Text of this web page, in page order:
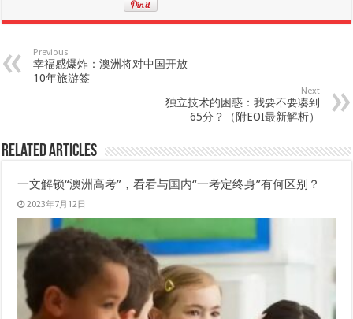
Previous
幸福感爆炸：澳洲将对中国开放
10年旅游签
Next
独立技术的困惑：我要不要凑到
65分？（附EOI最新解析）
Related Articles
一文解锁“澳洲高考”，看看与国内“一考定终身”有何区别？
2023年7月12日